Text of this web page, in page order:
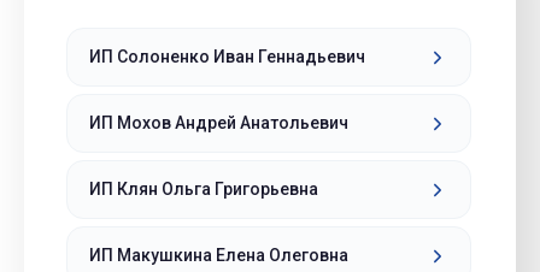
ИП Солоненко Иван Геннадьевич
ИП Мохов Андрей Анатольевич
ИП Клян Ольга Григорьевна
ИП Макушкина Елена Олеговна